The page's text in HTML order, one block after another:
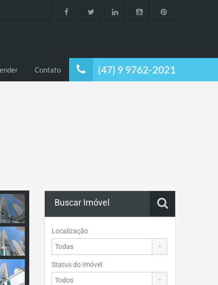
(47) 9 9762-2021
Contato
Buscar Imóvel
Localização
Status do Imóvel